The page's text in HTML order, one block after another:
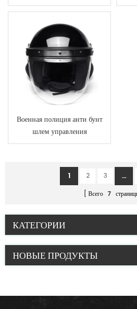
Военная полиция анти бунт
шлем управления
1 2 3 ...
Всего 7
КАТЕГОРИИ
НОВЫЕ ПРОДУКТЫ